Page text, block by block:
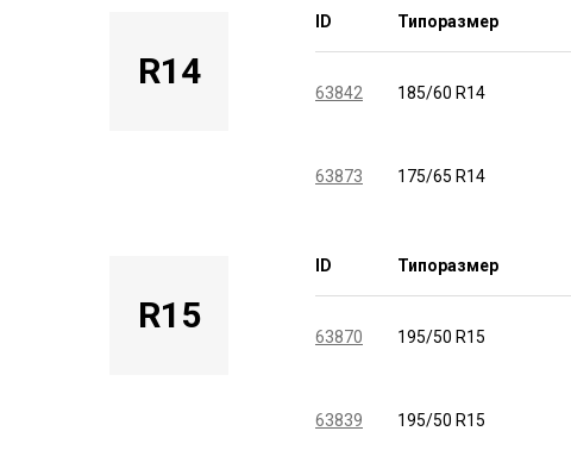
R14
ID Типоразмер
63842 185/60 R14
63873 175/65 R14
R15
ID Типоразмер
63870 195/50 R15
63839 195/50 R15